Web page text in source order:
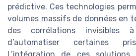
prédictive. Ces technologies
volumes massifs de données en
des corrélations invisibles
d’automatiser certaines